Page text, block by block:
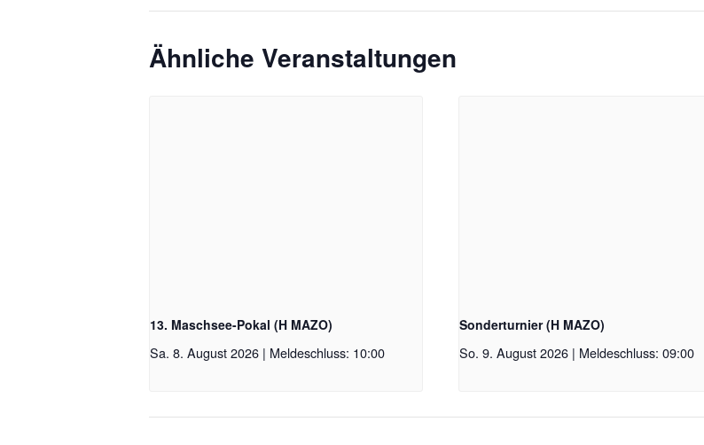
Ähnliche Veranstaltungen
13. Maschsee-Pokal (H MAZO)
Sa. 8. August 2026 | Meldeschluss: 10:00
Sonderturnier (H MAZO)
So. 9. August 2026 | Meldeschluss: 09:00